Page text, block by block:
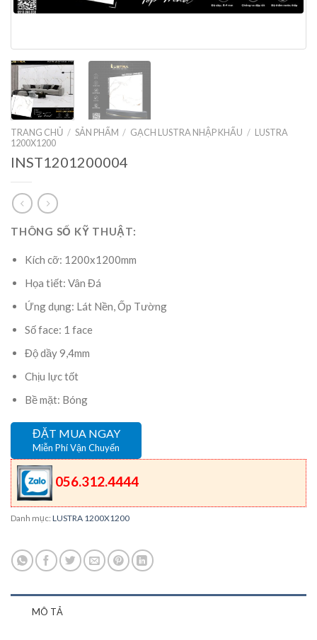
TRANG CHỦ / SẢN PHẨM / GẠCH LUSTRA NHẬP KHẨU / LUSTRA
1200X1200
INST1201200004
THÔNG SỐ KỸ THUẬT:
Kích cỡ: 1200x1200mm
Họa tiết: Vân Đá
Ứng dụng: Lát Nền, Ốp Tường
Số face: 1 face
Độ dầy 9,4mm
Chịu lực tốt
Bề mặt: Bóng
ĐẶT MUA NGAY
Miễn Phí Vận Chuyển
056.312.4444
Danh mục: LUSTRA 1200X1200
MÔ TẢ